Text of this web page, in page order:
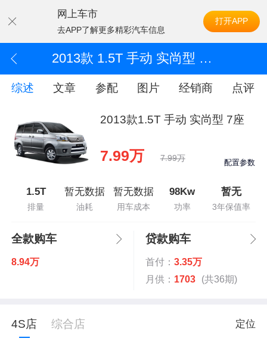
网上车市
去APP了解更多精彩汽车信息
打开APP
2013款 1.5T 手动 实尚型 7座
综述 文章 参配 图片 经销商 点评
2013款1.5T 手动 实尚型 7座
7.99万 7.99万 配置参数
1.5T
排量
暂无数据
油耗
暂无数据
用车成本
98Kw
功率
暂无
3年保值率
全款购车
8.94万
贷款购车
首付： 3.35万
月供： 1703 (共36期)
4S店 综合店 定位